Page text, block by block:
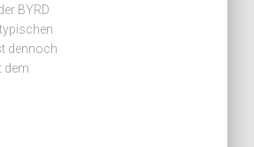
BYRD
dennoch
dem